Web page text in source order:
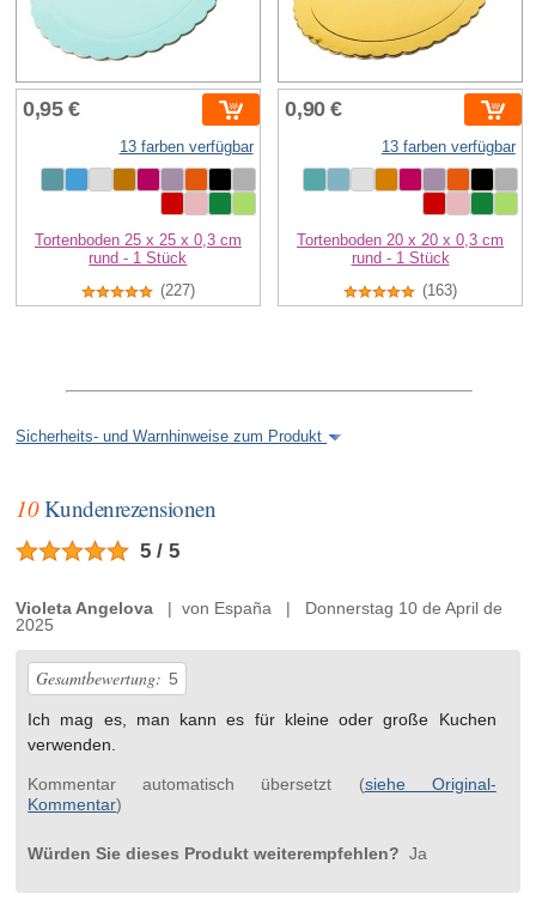
0,95 €
13 farben verfügbar
Tortenboden 25 x 25 x 0,3 cm
rund - 1 Stück
(227)
0,90 €
13 farben verfügbar
Tortenboden 20 x 20 x 0,3 cm
rund - 1 Stück
(163)
Sicherheits- und Warnhinweise zum Produkt
10Kundenrezensionen
5 / 5
Violeta Angelova | von España | Donnerstag 10 de April de
2025
Gesamtbewertung: 5
Ich mag es, man kann es für kleine oder große Kuchen
verwenden.
Kommentar automatisch übersetzt (siehe Original-
Kommentar)
Würden Sie dieses Produkt weiterempfehlen? Ja